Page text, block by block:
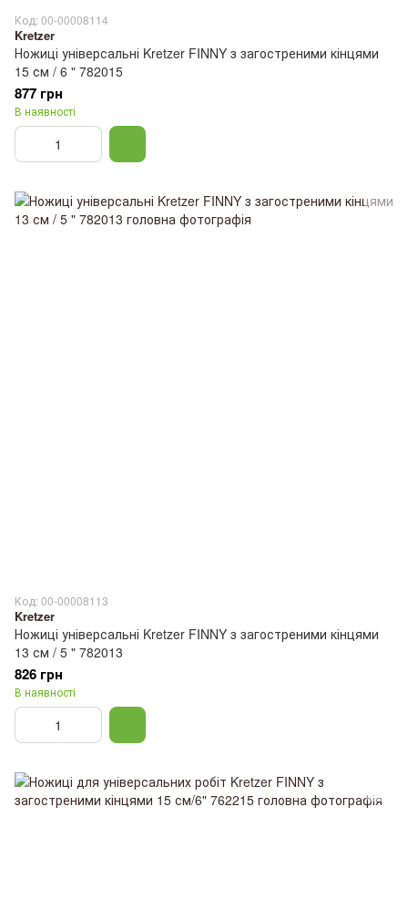
Код: 00-00008114
Kretzer
Ножиці універсальні Kretzer FINNY з загостреними кінцями
15 см / 6 " 782015
877 грн
В наявності
Код: 00-00008113
Kretzer
Ножиці універсальні Kretzer FINNY з загостреними кінцями
13 см / 5 " 782013
826 грн
В наявності